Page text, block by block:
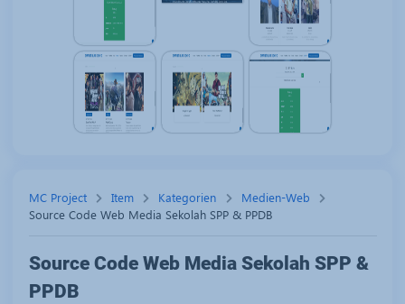
MC Project Item Kategorien
Medien-Web
Source Code Web Media Sekolah SPP & PPDB
Source Code Web Media Sekolah SPP &
PPDB